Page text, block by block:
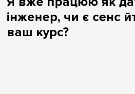
інженер, чи є сенс
ваш курс?